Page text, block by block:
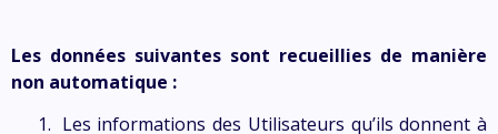
Les données suivantes sont recueillies de manière
non automatique :
Les informations des Utilisateurs qu’ils donnent à